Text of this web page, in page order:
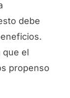
debe
que el
propenso